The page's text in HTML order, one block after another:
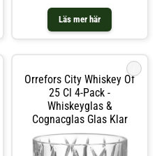
Läs mer här
Bartillbehör hos Royal Design.
Orrefors City Whiskey Of
25 Cl 4-Pack -
Whiskeyglas &
Cognacglas Glas Klar